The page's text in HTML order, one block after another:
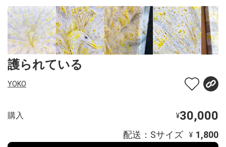
護られている
YOKO
購入 ¥30,000
配送：Sサイズ ¥ 1,800